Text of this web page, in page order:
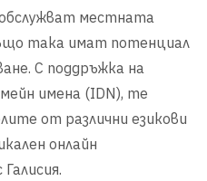
местната
така имат потенциал
С поддръжка на
имена (IDN), те
от различни езикови
онлайн